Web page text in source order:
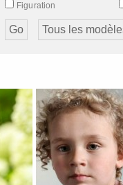
Figuration